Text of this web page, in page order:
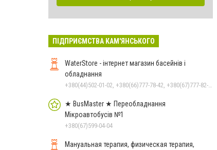
ПІДПРИЄМСТВА КАМ'ЯНСЬКОГО
WaterStore - інтернет магазин басейнів і
обладнання
★ BusMaster ★ Переобладнання
Мікроавтобусів №1
+380(67)599-04-04
Мануальная терапия, физическая терапия,